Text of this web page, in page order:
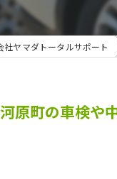
ヤマダトータルサポート
原町の車検や